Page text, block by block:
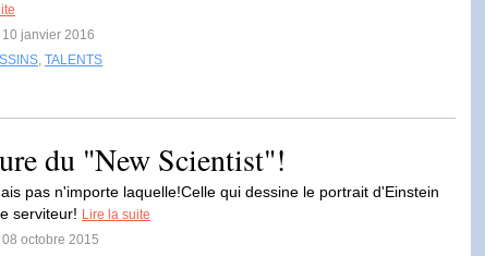
janvier 2016
, TALENTS
du "New Scientist"!
pas n'importe laquelle!Celle qui dessine le portrait d'Einstein
serviteur! Lire la suite
octobre 2015